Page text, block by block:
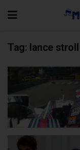
Tag: lance stroll